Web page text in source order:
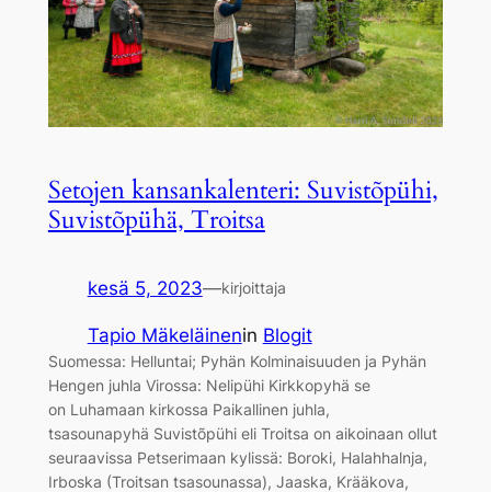
Setojen kansankalenteri: Suvistõpühi,
Suvistõpühä, Troitsa
kesä 5, 2023—kirjoittaja
Tapio Mäkeläinenin Blogit
Suomessa: Helluntai; Pyhän Kolminaisuuden ja Pyhän
Hengen juhla Virossa: Nelipühi Kirkkopyhä se
on Luhamaan kirkossa Paikallinen juhla,
tsasounapyhä Suvistõpühi eli Troitsa on aikoinaan ollut
seuraavissa Petserimaan kylissä: Boroki, Halahhalnja,
Irboska (Troitsan tsasounassa), Jaaska, Krääkova,